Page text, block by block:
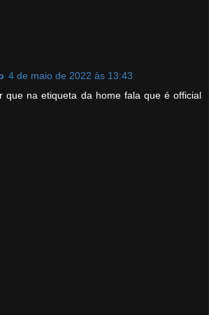
4 de maio de 2022 às 13:43
que na etiqueta da home fala que é official